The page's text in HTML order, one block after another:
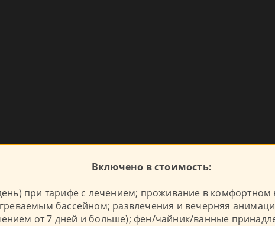
Включено в стоимость:
при тарифе с лечением; проживание в комфортном
бассейном; развлечения и вечерняя
от 7 дней и больше); фен/чайник/ванные